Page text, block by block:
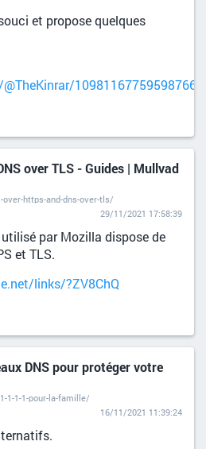
et propose quelques
109811677595987667
over TLS - Guides | Mullvad
https-and-dns-over-tls/
29/11/2021 17:58:39
par Mozilla dispose de
et TLS.
links/?ZV8ChQ
DNS pour protéger votre
1-1-1-pour-la-famille/
16/11/2021 11:39:24